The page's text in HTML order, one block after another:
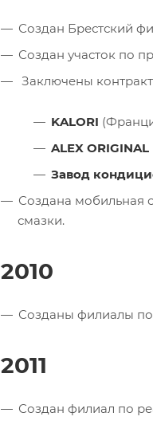
Создан Брестский
Создан участок по
Заключены
KALORI
ALEX ORIGINAL
Завод
Создана мобильная
смазки.
2010
Созданы филиалы по
2011
Создан филиал по